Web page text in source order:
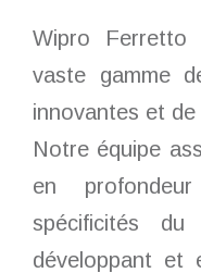
Wipro Ferretto
vaste gamme
innovantes et
Notre équipe
en
spécificités
développant et